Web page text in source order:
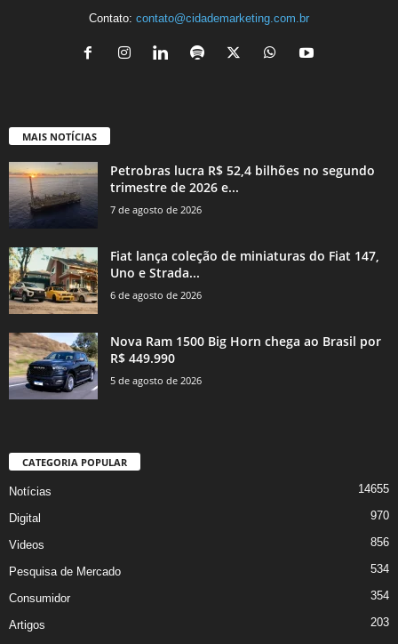
Contato: contato@cidademarketing.com.br
MAIS NOTÍCIAS
Petrobras lucra R$ 52,4 bilhões no segundo
trimestre de 2026 e...
7 de agosto de 2026
Fiat lança coleção de miniaturas do Fiat 147,
Uno e Strada...
6 de agosto de 2026
Nova Ram 1500 Big Horn chega ao Brasil por
R$ 449.990
5 de agosto de 2026
CATEGORIA POPULAR
Notícias 14655
Digital 970
Videos 856
Pesquisa de Mercado 534
Consumidor 354
Artigos
203